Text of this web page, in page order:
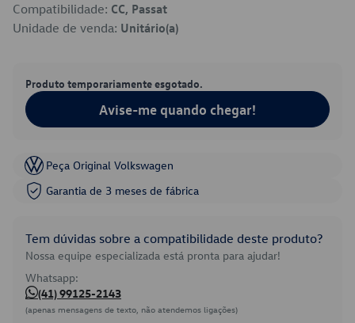
Compatibilidade: CC, Passat
Unidade de venda: Unitário(a)
Produto temporariamente esgotado.
Avise-me quando chegar!
Peça Original Volkswagen
Garantia de 3 meses de fábrica
Tem dúvidas sobre a compatibilidade deste produto?
Nossa equipe especializada está pronta para ajudar!
Whatsapp:
(41) 99125-2143
(apenas mensagens de texto, não atendemos ligações)